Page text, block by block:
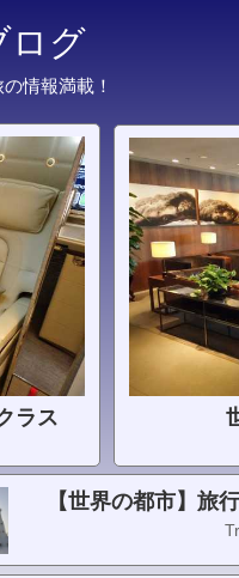
ログ
情報満載！
ラス
【世界の都市】旅